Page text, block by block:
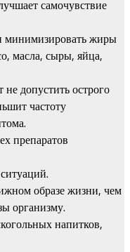
самочувствие
минимизировать жиры
масла, сыры, яйца,
не допустить острого
частоту
препаратов
образе жизни, чем
организму.
напитков,